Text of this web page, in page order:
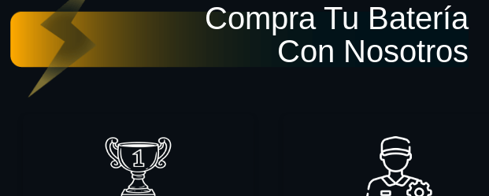
Compra Tu Batería
Con Nosotros